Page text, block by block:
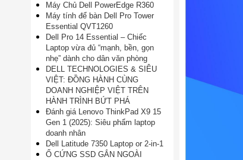
Máy Chủ Dell PowerEdge R360
Máy tính để bàn Dell Pro Tower
Essential QVT1260
Dell Pro 14 Essential – Chiếc
Laptop vừa đủ “mạnh, bền, gọn
nhẹ” dành cho dân văn phòng
DELL TECHNOLOGIES & SIÊU
VIỆT: ĐỒNG HÀNH CÙNG
DOANH NGHIỆP VIỆT TRÊN
HÀNH TRÌNH BỨT PHÁ
Đánh giá Lenovo ThinkPad X9 15
Gen 1 (2025): Siêu phẩm laptop
doanh nhân
Dell Latitude 7350 Laptop or 2-in-1
Ổ CỨNG SSD GẮN NGOÀI